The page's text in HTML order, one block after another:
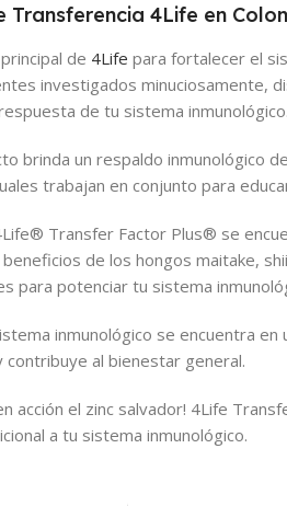
Transferencia 4Life en
de 4Life para fortalecer el
investigados minuciosamente,
de tu sistema inmunológico.
brinda un respaldo inmunológico
trabajan en conjunto para
Transfer Factor Plus® se
beneficios de los hongos maitake,
para potenciar tu sistema
inmunológico se encuentra
contribuye al bienestar general.
acción el zinc salvador! 4Life
a tu sistema inmunológico.